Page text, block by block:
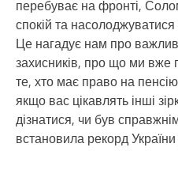
перебуває на фронті,
спокій та
Це нагадує нам про
захисників, про що ми вже
те, хто має право на
якщо вас цікавлять інші
дізнатися, чи був
встановила рекорд України